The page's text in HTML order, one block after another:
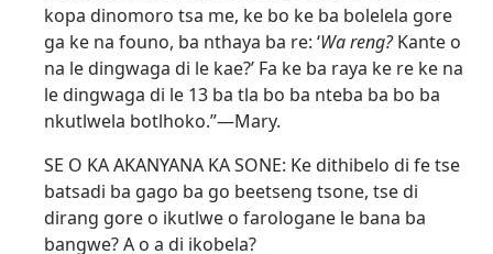
kopa dinomoro tsa me, ke bo ke ba bolelela gore
ga ke na founo, ba nthaya ba re: ‘Wa reng?Kante o
na le dingwaga di le kae?’ Fa ke ba raya ke re ke na
le dingwaga di le 13 ba tla bo ba nteba ba bo ba
nkutlwela botlhoko.”​—Mary.
SE O KA AKANYANA KA SONE: Ke dithibelo di fe tse
batsadi ba gago ba go beetseng tsone, tse di
dirang gore o ikutlwe o farologane le bana ba
bangwe? A o a di ikobela?